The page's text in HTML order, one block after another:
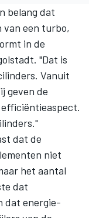
belang dat
van een turbo,
in de
"Dat is
Vanuit
geven de
dat de
niet
het aantal
dat
dat energie-